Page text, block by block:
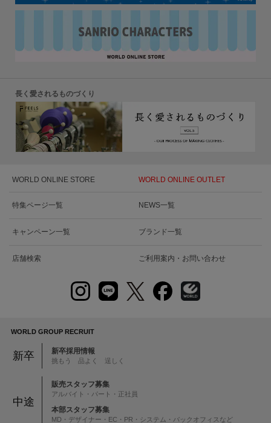
長く愛されるものづくり
WORLD ONLINE STORE WORLD ONLINE OUTLET
特集ページ一覧 NEWS一覧
キャンペーン一覧 ブランド一覧
店舗検索 ご利用案内・お問い合わせ
WORLD GROUP RECRUIT
新卒 新卒採用情報
挑もう 品よく 逞しく
中途
販売スタッフ募集
アルバイト・パート・正社員
本部スタッフ募集
MD・デザイナー・EC・PR・システム・バックオフィスなど